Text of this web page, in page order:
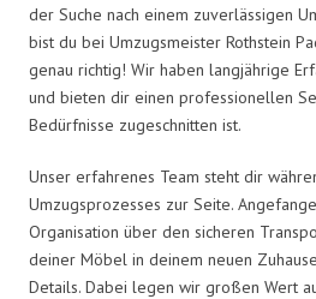
der Suche nach einem zuverlässigen
bist du bei Umzugsmeister Rothstein
genau richtig! Wir haben langjährige
und bieten dir einen professionellen
Bedürfnisse zugeschnitten ist.
Unser erfahrenes Team steht dir
Umzugsprozesses zur Seite.
Organisation über den sicheren
deiner Möbel in deinem neuen
Details. Dabei legen wir großen Wert